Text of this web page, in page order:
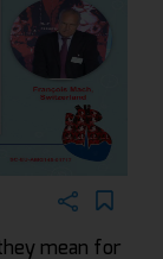
mean for